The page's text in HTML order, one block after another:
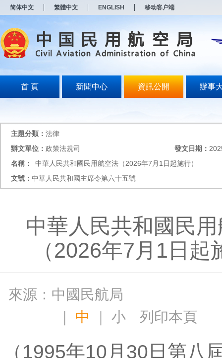
简体中文 繁體中文 ENGLISH 移动客户端
首 頁 新聞中心 資訊公開 辦事
主題分類： 法律
辦文單位： 政策法規司 發文日期：
名稱：
中華人民共和國民用航空法（2026年7月1日起施行）
文號： 中華人民共和國主席令第六十五號
中華人民共和國民
（2026年7月1日起
來源：中國民航局
｜ 中 ｜小 列印本頁
（1995年10月30日第八
打
开
无
障
说
盲